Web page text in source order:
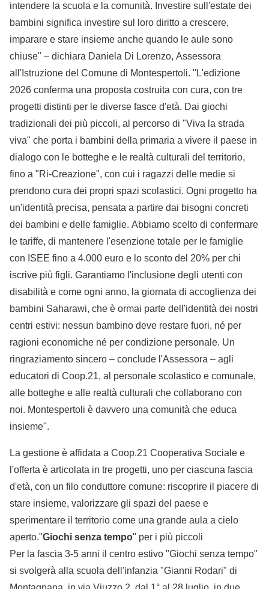
intendere la scuola e la comunità. Investire sull'estate dei
bambini significa investire sul loro diritto a crescere,
imparare e stare insieme anche quando le aule sono
chiuse" – dichiara Daniela Di Lorenzo, Assessora
all'Istruzione del Comune di Montespertoli. "L'edizione
2026 conferma una proposta costruita con cura, con tre
progetti distinti per le diverse fasce d'età. Dai giochi
tradizionali dei più piccoli, al percorso di "Viva la strada
viva" che porta i bambini della primaria a vivere il paese in
dialogo con le botteghe e le realtà culturali del territorio,
fino a "Ri-Creazione", con cui i ragazzi delle medie si
prendono cura dei propri spazi scolastici. Ogni progetto ha
un'identità precisa, pensata a partire dai bisogni concreti
dei bambini e delle famiglie. Abbiamo scelto di confermare
le tariffe, di mantenere l'esenzione totale per le famiglie
con ISEE fino a 4.000 euro e lo sconto del 20% per chi
iscrive più figli. Garantiamo l'inclusione degli utenti con
disabilità e come ogni anno, la giornata di accoglienza dei
bambini Saharawi, che è ormai parte dell'identità dei nostri
centri estivi: nessun bambino deve restare fuori, né per
ragioni economiche né per condizione personale. Un
ringraziamento sincero – conclude l'Assessora – agli
educatori di Coop.21, al personale scolastico e comunale,
alle botteghe e alle realtà culturali che collaborano con
noi. Montespertoli è davvero una comunità che educa
insieme".
La gestione è affidata a Coop.21 Cooperativa Sociale e
l'offerta è articolata in tre progetti, uno per ciascuna fascia
d'età, con un filo conduttore comune: riscoprire il piacere di
stare insieme, valorizzare gli spazi del paese e
sperimentare il territorio come una grande aula a cielo
aperto."Giochi senza tempo" per i più piccoli
Per la fascia 3-5 anni il centro estivo "Giochi senza tempo"
si svolgerà alla scuola dell'infanzia "Gianni Rodari" di